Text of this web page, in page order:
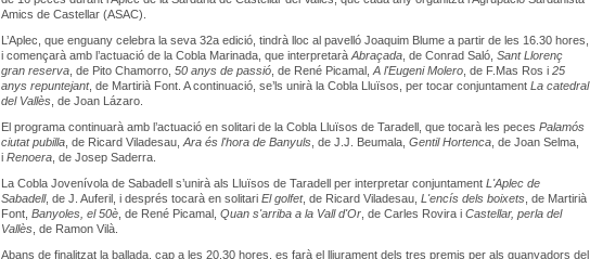
Amics de Castellar (ASAC).
L’Aplec, que enguany celebra la seva 32a edició, tindrà lloc al pavelló Joaquim Blume a partir de les 16.30 hores,
i començarà amb l’actuació de la Cobla Marinada, que interpretarà Abraçada , de Conrad Saló, Sant Llorenç
gran reserva , de Pito Chamorro, 50 anys de passió , de René Picamal, A l'Eugeni Molero , de F.Mas Ros i 25
anys repuntejant, de Martirià Font. A continuació, se’ls unirà la Cobla Lluïsos, per tocar conjuntament La catedral
del Vallès , de Joan Lázaro.
El programa continuarà amb l’actuació en solitari de la Cobla Lluïsos de Taradell, que tocarà les peces Palamós
ciutat pubilla , de Ricard Viladesau, Ara és l'hora de Banyuls , de J.J. Beumala, Gentil Hortenca , de Joan Selma,
i Renoera , de Josep Saderra.
La Cobla Jovenívola de Sabadell s’unirà als Lluïsos de Taradell per interpretar conjuntament L'Aplec de
Sabadell, de J. Auferil, i després tocarà en solitari El golfet, de Ricard Viladesau, L'encís dels boixets , de Martirià
Font, Banyoles, el 50è , de René Picamal, Quan s'arriba a la Vall d'Or , de Carles Rovira i Castellar, perla del
Vallès , de Ramon Vilà.
Abans de finalitzat la ballada, cap a les 20.30 hores, es farà el lliurament dels tres premis per als guanyadors del